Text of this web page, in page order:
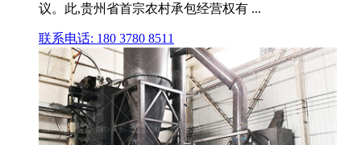
议。此,贵州省首宗农村承包经营权有 ...
联系电话: 180 3780 8511